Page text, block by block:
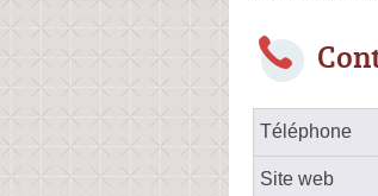
Téléphone
Site web